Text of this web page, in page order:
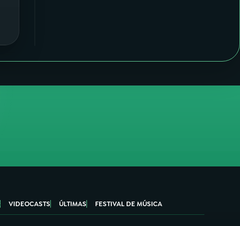
VIDEOCASTS ÚLTIMAS FESTIVAL DE MÚSICA